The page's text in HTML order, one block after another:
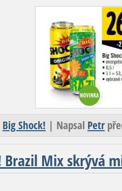
Big Shock! | Napsal Petr
Brazil Mix skrývá